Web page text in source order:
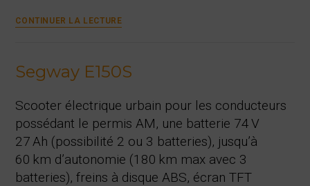
CONTINUER LA LECTUREBac
pour
Segway
E300)
Segway E150S
Scooter électrique urbain pour les conducteurs
possédant le permis AM, une batterie 74 V
27 Ah (possibilité 2 ou 3 batteries), jusqu’à
60 km d’autonomie (180 km max avec 3
batteries), freins à disque ABS, écran TFT